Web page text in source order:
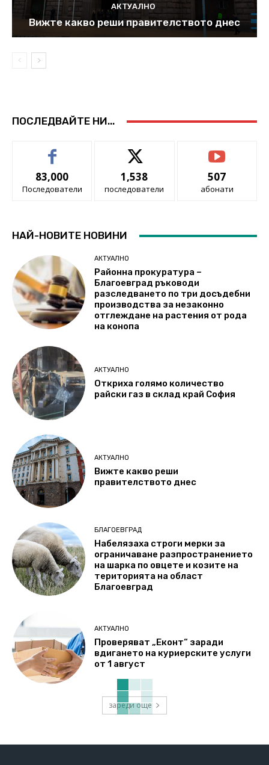
АКТУАЛНО
Вижте какво реши правителството днес
ПОСЛЕДВАЙТЕ НИ...
83,000
Последователи
1,538
последователи
507
абонати
НАЙ-НОВИТЕ НОВИНИ
АКТУАЛНО
Районна прокуратура –
Благоевград ръководи
разследването по три досъдебни
производства за незаконно
отглеждане на растения от рода
на конопа
АКТУАЛНО
Откриха голямо количество
райски газ в склад край София
АКТУАЛНО
Вижте какво реши
правителството днес
БЛАГОЕВГРАД
Набелязаха строги мерки за
ограничаване разпространението
на шарка по овцете и козите на
територията на област
Благоевград
АКТУАЛНО
Проверяват „Еконт“ заради
вдигането на куриерските услуги
от 1 август
зареди още